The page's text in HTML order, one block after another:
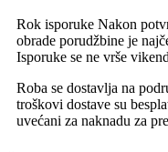
Rok isporuke Nakon
obrade porudžbine je
Isporuke se ne vrše
Roba se dostavlja na
troškovi dostave su
uvećani za naknadu za